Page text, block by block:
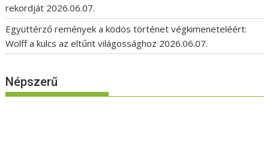
rekordját 2026.06.07.
Együttérző remények a ködös történet végkimeneteléért:
Wolff a kulcs az eltűnt világossághoz 2026.06.07.
Népszerű